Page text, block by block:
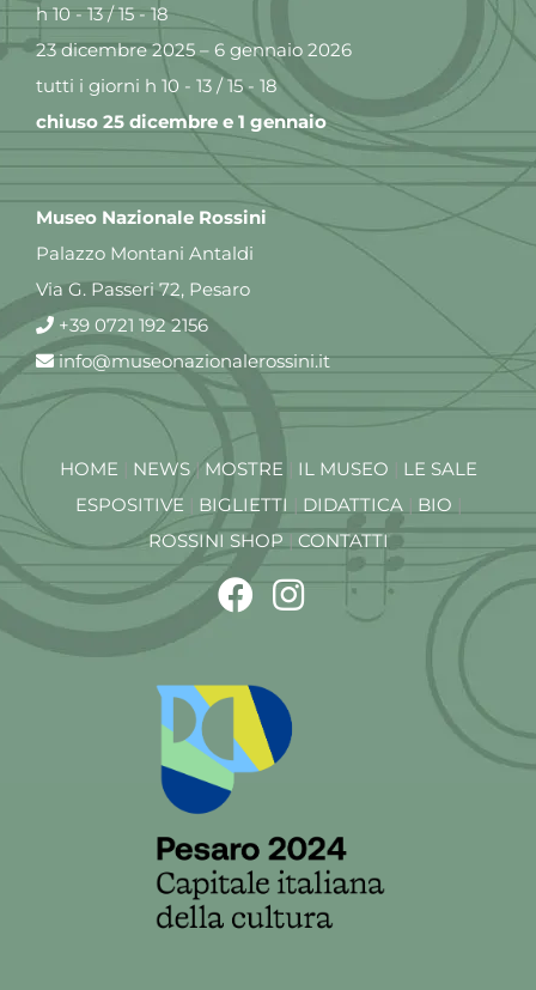
h 10 - 13 / 15 - 18
23 dicembre 2025 – 6 gennaio 2026
tutti i giorni h 10 - 13 / 15 - 18
chiuso 25 dicembre e 1 gennaio
Museo Nazionale Rossini
Palazzo Montani Antaldi
Via G. Passeri 72, Pesaro
+39 0721 192 2156
info@museonazionalerossini.it
HOME NEWS| MOSTRE IL MUSEO
LE SALE
ESPOSITIVE
BIGLIETTI DIDATTICA| BIO
ROSSINI SHOP| CONTATTI